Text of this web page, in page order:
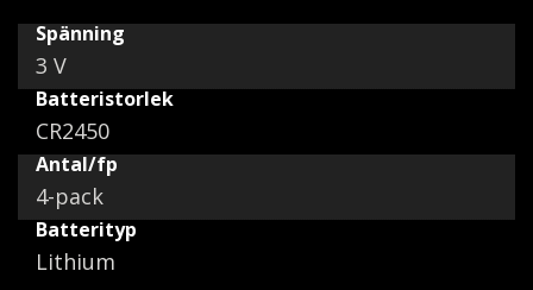
Spänning
3 V
Batteristorlek
CR2450
Antal/fp
4-pack
Batterityp
Lithium